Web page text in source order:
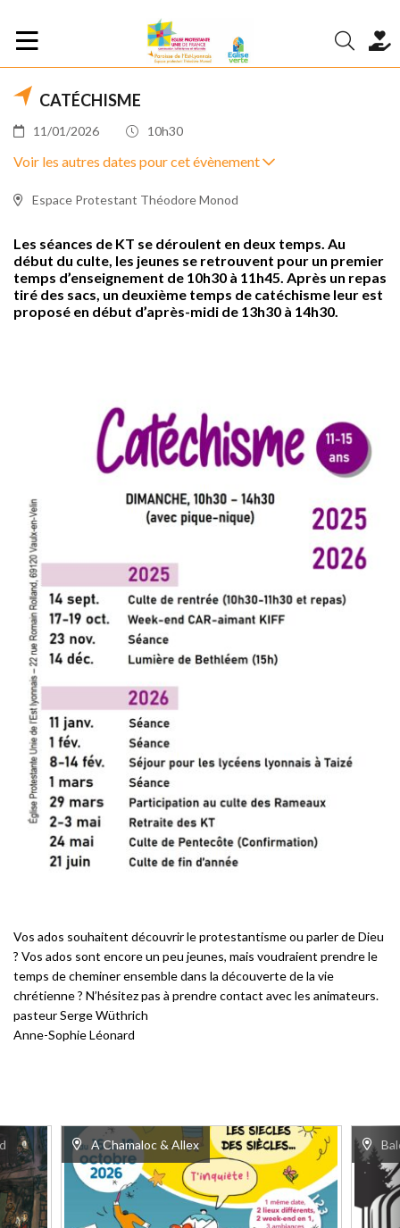
CATÉCHISME
11/01/2026 10h30
Voir les autres dates pour cet évènement
Espace Protestant Théodore Monod
Les séances de KT se déroulent en deux temps. Au
début du culte, les jeunes se retrouvent pour un premier
temps d’enseignement de 10h30 à 11h45. Après un repas
tiré des sacs, un deuxième temps de catéchisme leur est
proposé en début d’après-midi de 13h30 à 14h30.
Vos ados souhaitent découvrir le protestantisme ou parler de Dieu
? Vos ados sont encore un peu jeunes, mais voudraient prendre le
temps de cheminer ensemble dans la découverte de la vie
chrétienne ? N’hésitez pas à prendre contact avec les animateurs.
pasteur Serge Wüthrich
Anne-Sophie Léonard
A Chamaloc & Allex